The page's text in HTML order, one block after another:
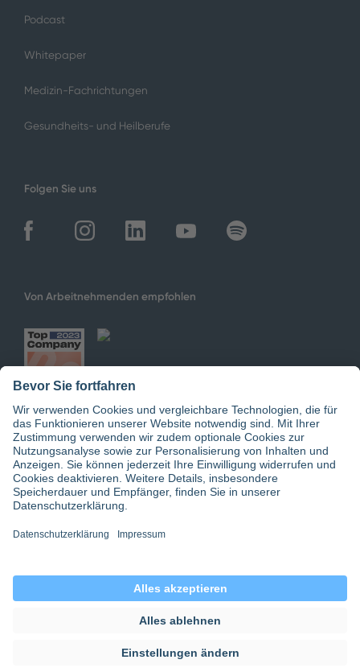
Podcast
Whitepaper
Medizin-Fachrichtungen
Gesundheits- und Heilberufe
Folgen Sie uns
Von Arbeitnehmenden empfohlen
Jetzt doctari App downloaden
© 2026 doctari GmbH | doctari Pflege GmbH